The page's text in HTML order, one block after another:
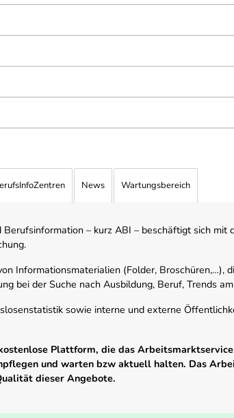
News Wartungsbereich
– kurz ABI – beschäftigt sich mit
Informationsmaterialien (Folder, Broschüren,…),
bei der Suche nach Ausbildung, Beruf, Trends
sowie interne und externe
Plattform, die das
und warten bzw aktuell halten. Das
dieser Angebote.